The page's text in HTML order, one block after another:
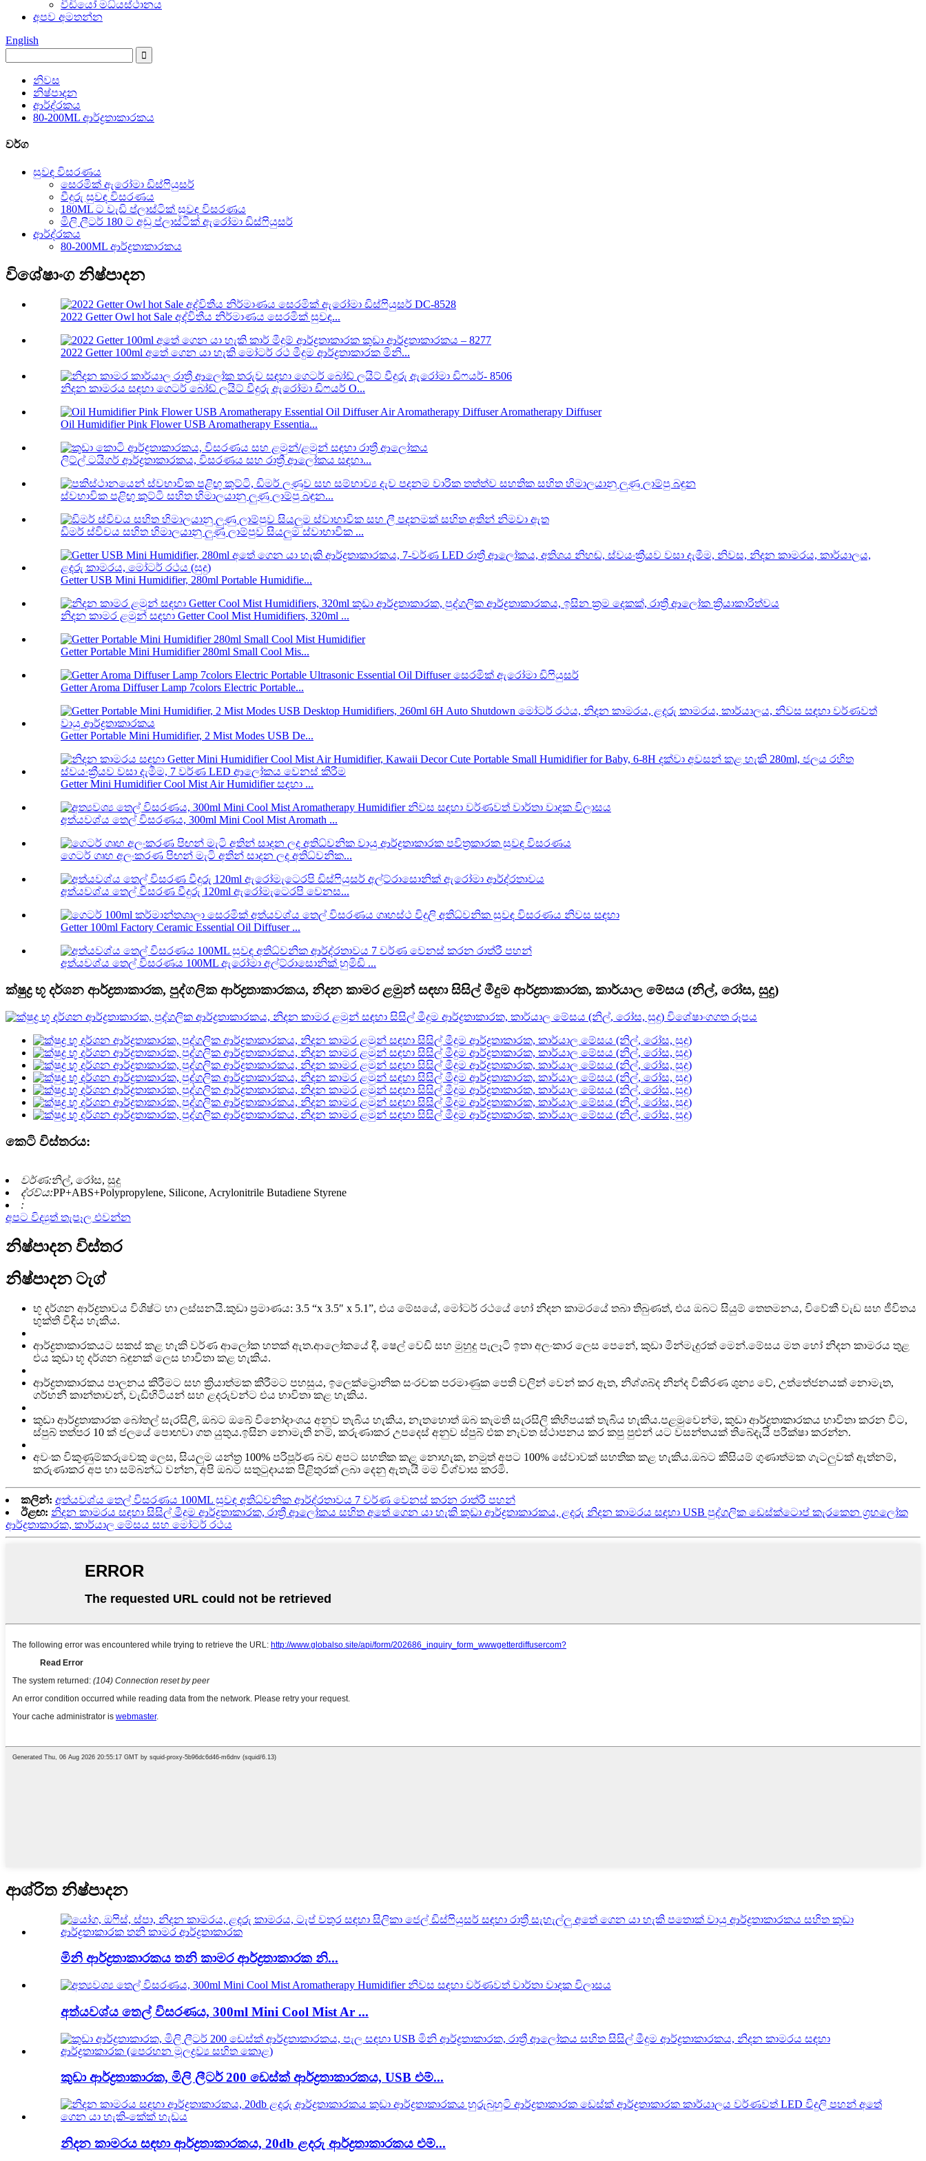
වීඩියෝ මධ්යස්ථානය
අපව අමතන්න
English
නිවස
නිෂ්පාදන
ආර්ද්රකය
80-200ML ආර්ද්‍රතාකාරකය
වර්ග
සුවඳ විසරණය
සෙරමික් ඇරෝමා ඩිස්ෆියුසර්
වීදුරු සුවඳ විසරණය
180ML ට වැඩි ප්ලාස්ටික් සුවඳ විසරණය
මිලි ලීටර් 180 ට අඩු ප්ලාස්ටික් ඇරෝමා ඩිස්ෆියුසර්
ආර්ද්රකය
80-200ML ආර්ද්‍රතාකාරකය
විශේෂාංග නිෂ්පාදන
2022 Getter Owl hot Sale අද්විතීය නිර්මාණය සෙරමික් සුවඳ...
2022 Getter 100ml අතේ ගෙන යා හැකි මෝටර් රථ මීදුම ආර්ද්‍රතාකාරක මිනි...
නිදන කාමරය සඳහා ගෙටර් බෝඩ් ලයිට් වීදුරු ඇරෝමා ඩිෆයර් O...
Oil Humidifier Pink Flower USB Aromatherapy Essentia...
ලිට්ල් ටයිගර් ආර්ද්‍රතාකාරකය, විසරණය සහ රාත්‍රී ආලෝකය සඳහා...
ස්වභාවික පළිඟු කුට්ටි සහිත හිමාලයානු ලුණු ලාම්පු බඳුන...
ඩිමර් ස්විචය සහිත හිමාලයානු ලුණු ලාම්පුව සියලුම ස්වාභාවික ...
Getter USB Mini Humidifier, 280ml Portable Humidifie...
නිදන කාමර ළමුන් සඳහා Getter Cool Mist Humidifiers, 320ml ...
Getter Portable Mini Humidifier 280ml Small Cool Mis...
Getter Aroma Diffuser Lamp 7colors Electric Portable...
Getter Portable Mini Humidifier, 2 Mist Modes USB De...
Getter Mini Humidifier Cool Mist Air Humidifier සඳහා ...
අත්යවශ්ය තෙල් විසරණය, 300ml Mini Cool Mist Aromath ...
ගෙටර් ගෘහ අලංකරණ පිඟන් මැටි අතින් සාදන ලද අතිධ්වනික...
අත්යවශ්ය තෙල් විසරණ වීදුරු 120ml ඇරෝමැටෙරපි වෙනස...
Getter 100ml Factory Ceramic Essential Oil Diffuser ...
අත්යවශ්ය තෙල් විසරණය 100ML ඇරෝමා අල්ට්රාසොනික් හුමිඩි ...
ක්ෂුද්‍ර භූ දර්ශන ආර්ද්‍රතාකාරක, පුද්ගලික ආර්ද්‍රතාකාරකය, නිදන කාමර ළමුන් සඳහා සිසිල් මීදුම ආර්ද්‍රතාකාරක, කාර්යාල මේසය (නිල්, රෝස, සුදු)
කෙටි විස්තරය:
වර්ණ:නිල්, රෝස, සුදු
ද්රව්ය:PP+ABS+Polypropylene, Silicone, Acrylonitrile Butadiene Styrene
:
අපට විද්‍යුත් තැපෑල එවන්න
නිෂ්පාදන විස්තර
නිෂ්පාදන ටැග්
භූ දර්ශන ආර්ද්‍රතාවය විශිෂ්ට හා ලස්සනයි.කුඩා ප්‍රමාණය: 3.5 “x 3.5″ x 5.1”, එය මේසයේ, මෝටර් රථයේ හෝ නිදන කාමරයේ තබා තිබුණත්, එය ඔබට සියුම් තෙතමනය, විවේකී වැඩ සහ ජීවිතය
භුක්ති විඳිය හැකිය.
ආර්ද්‍රතාකාරකයට සකස් කළ හැකි වර්ණ ආලෝක හතක් ඇත.ආලෝකයේ දී, ෂෙල් වෙඩි සහ මුහුදු පැලෑටි ඉතා අලංකාර ලෙස පෙනේ, කුඩා මින්මැදුරක් මෙන්.මේසය මත හෝ නිදන කාමරය තුළ
එය කුඩා භූ දර්ශන බඳුනක් ලෙස භාවිතා කළ හැකිය.
ආර්ද්‍රතාකාරකය පාලනය කිරීමට සහ ක්‍රියාත්මක කිරීමට පහසුය, ඉලෙක්ට්‍රොනික සංරචක පරමාණුක පෙති වලින් වෙන් කර ඇත, නිශ්ශබ්ද නින්ද විකිරණ ශුන්‍ය වේ, උත්තේජනයක් නොමැත,
ගර්භනී කාන්තාවන්, වැඩිහිටියන් සහ ළදරුවන්ට එය භාවිතා කළ හැකිය.
කුඩා ආර්ද්‍රතාකාරක බෝතල් සැරසිලි, ඔබට ඔබේ විනෝදාංශය අනුව තැබිය හැකිය, නැතහොත් ඔබ කැමති සැරසිලි කිහිපයක් තැබිය හැකිය.පළමුවෙන්ම, කුඩා ආර්ද්‍රතාකාරකය භාවිතා කරන විට,
ස්පුබ් තත්පර 10 ක් ජලයේ පොඟවා ගත යුතුය.ඉසින නොමැති නම්, කරුණාකර උපදෙස් අනුව ස්පුබ් එක නැවත ස්ථාපනය කර කපු පුළුන් යට වසන්තයක් තිබේදැයි පරීක්ෂා කරන්න.
අවංක විකුණුම්කරුවෙකු ලෙස, සියලුම යන්ත්‍ර 100% පරිපූර්ණ බව අපට සහතික කළ නොහැක, නමුත් අපට 100% සේවාවක් සහතික කළ හැකිය.ඔබට කිසියම් ගුණාත්මක ගැටලුවක් ඇත්නම්,
කරුණාකර අප හා සම්බන්ධ වන්න, අපි ඔබට සතුටුදායක පිළිතුරක් ලබා දෙනු ඇතැයි මම විශ්වාස කරමි.
කලින්: අත්යවශ්ය තෙල් විසරණය 100ML සුවඳ අතිධ්වනික ආර්ද්රතාවය 7 වර්ණ වෙනස් කරන රාත්රී පහන්
ඊළඟ: නිදන කාමරය සඳහා සිසිල් මීදුම ආර්ද්‍රතාකාරක, රාත්‍රී ආලෝකය සහිත අතේ ගෙන යා හැකි කුඩා ආර්ද්‍රතාකාරකය, ළදරු නිදන කාමරය සඳහා USB පුද්ගලික ඩෙස්ක්ටොප් කැරකෙන ග්‍රහලෝක
ආර්ද්‍රතාකාරක, කාර්යාල මේසය සහ මෝටර් රථය
ආශ්රිත නිෂ්පාදන
මිනි ආර්ද්‍රතාකාරකය තනි කාමර ආර්ද්‍රතාකාරක නි...
අත්යවශ්ය තෙල් විසරණය, 300ml Mini Cool Mist Ar ...
කුඩා ආර්ද්‍රතාකාරක, මිලි ලීටර් 200 ඩෙස්ක් ආර්ද්‍රතාකාරකය, USB එම්...
නිදන කාමරය සඳහා ආර්ද්‍රතාකාරකය, 20db ළදරු ආර්ද්‍රතාකාරකය එම්...